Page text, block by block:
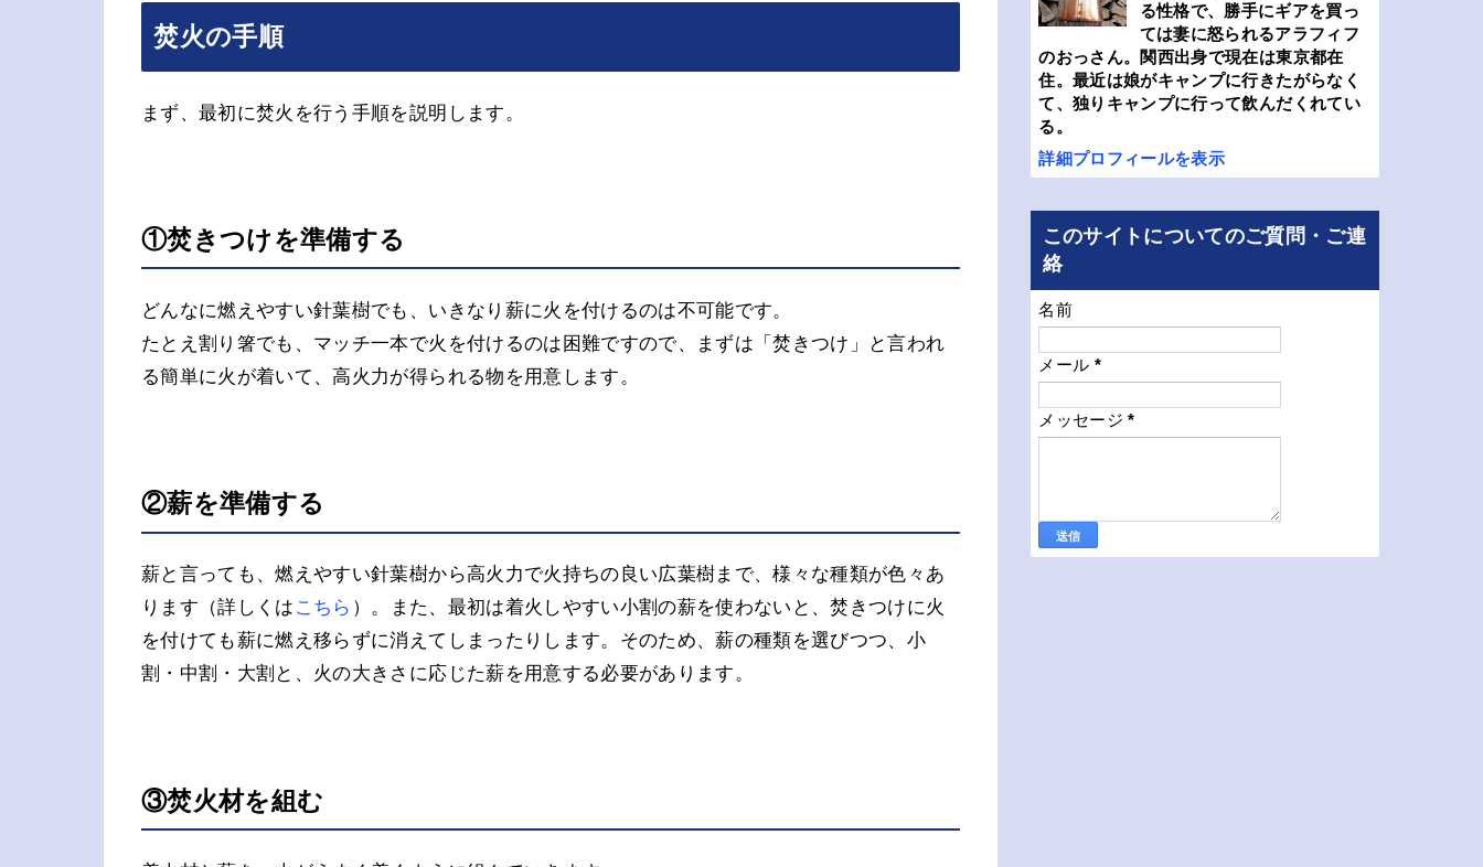
焚火の手順
まず、最初に焚火を行う手順を説明します。
①焚きつけを準備する
どんなに燃えやすい針葉樹でも、いきなり薪に火を付けるのは不可能です。
たとえ割り箸でも、マッチ一本で火を付けるのは困難ですので、まずは「焚きつけ」と言われ
る簡単に火が着いて、高火力が得られる物を用意します。
②薪を準備する
薪と言っても、燃えやすい針葉樹から高火力で火持ちの良い広葉樹まで、様々な種類が色々あ
ります（詳しくは こちら ）。また、最初は着火しやすい小割の薪を使わないと、焚きつけに火
を付けても薪に燃え移らずに消えてしまったりします。そのため、薪の種類を選びつつ、小
割・中割・大割と、火の大きさに応じた薪を用意する必要があります。
③焚火材を組む
る性格で、勝手にギアを買っ
ては妻に怒られるアラフィフ
のおっさん。関西出身で現在は東京都在
住。最近は娘がキャンプに行きたがらなく
て、独りキャンプに行って飲んだくれてい
る。
詳細プロフィールを表示
このサイトについてのご質問・ご連
絡
名前
メール *
メッセージ*